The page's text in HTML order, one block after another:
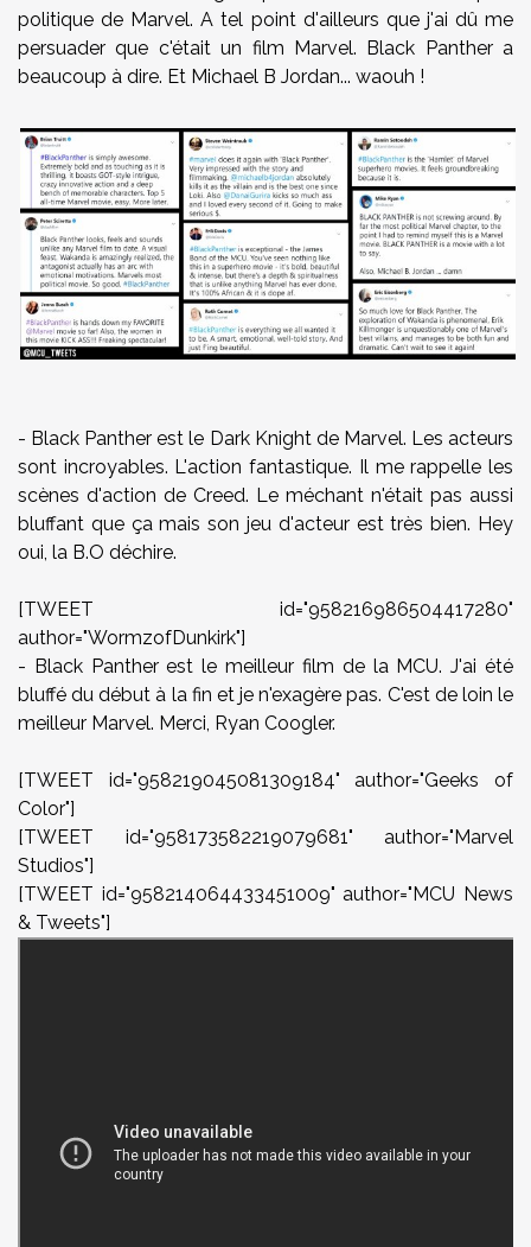
politique de Marvel. A tel point d'ailleurs que j'ai dû me
persuader que c'était un film Marvel. Black Panther a
beaucoup à dire. Et Michael B Jordan... waouh !
- Black Panther est le Dark Knight de Marvel. Les acteurs
sont incroyables. L'action fantastique. Il me rappelle les
scènes d'action de Creed. Le méchant n'était pas aussi
bluffant que ça mais son jeu d'acteur est très bien. Hey
oui, la B.O déchire.
[TWEET id="958216986504417280"
author="WormzofDunkirk"]
- Black Panther est le meilleur film de la MCU. J'ai été
bluffé du début à la fin et je n'exagère pas. C'est de loin le
meilleur Marvel. Merci, Ryan Coogler.
[TWEET id="958219045081309184" author="Geeks of
Color"]
[TWEET id="958173582219079681" author="Marvel
Studios"]
[TWEET id="958214064433451009" author="MCU News
& Tweets"]